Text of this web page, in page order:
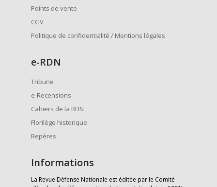
Points de vente
CGV
Politique de confidentialité / Mentions légales
e-RDN
Tribune
e-Recensions
Cahiers de la RDN
Florilège historique
Repères
Informations
La Revue Défense Nationale est éditée par le Comité